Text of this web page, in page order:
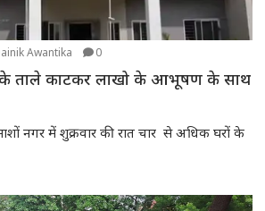
Awantika 0
के ताले काटकर लाखो के आभूषण के साथ
नगर में शुक्रवार की रात चार से अधिक घरों के